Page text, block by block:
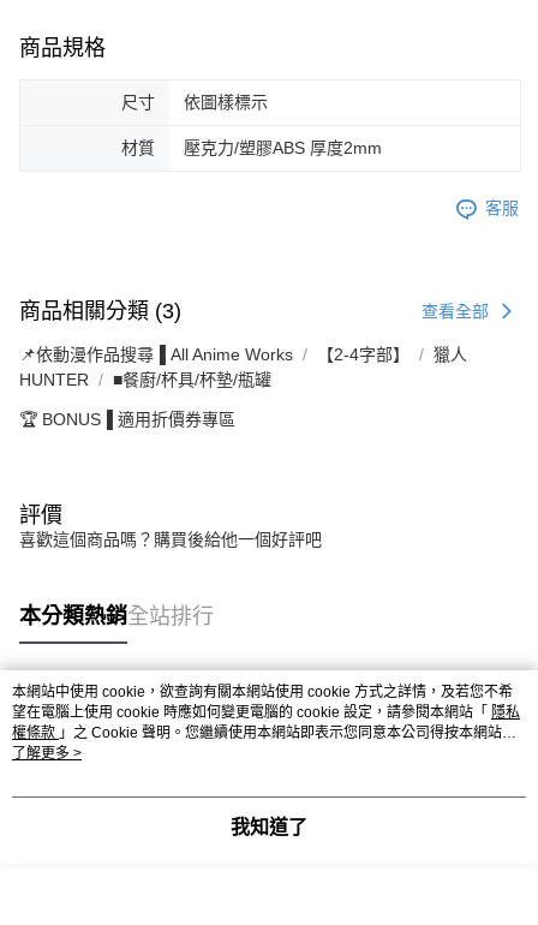
商品規格
尺寸 依圖樣標示
材質 壓克力/塑膠ABS 厚度2mm
客服
商品相關分類 (3) 查看全部
📌依動漫作品搜尋▐ All Anime Works 【2-4字部】
獵人
HUNTER
■餐廚/杯具/杯墊/瓶罐
🏆 BONUS▐ 適用折價券專區
評價
喜歡這個商品嗎？購買後給他一個好評吧
本分類熱銷全站排行
熱門標籤
本網站中使用 cookie，欲查詢有關本網站使用 cookie 方式之詳情，及若您不希
望在電腦上使用 cookie 時應如何變更電腦的 cookie 設定，請參閱本網站「 隱私
權條款 」之 Cookie 聲明。您繼續使用本網站即表示您同意本公司得按本網站使
用條款之 Cookie 聲明使用 cookie。
了解更多 >
我知道了